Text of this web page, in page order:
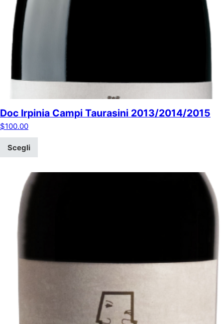
Doc Irpinia Campi Taurasini 2013/2014/2015
$100.00
Scegli
Questo prodotto ha più varianti. Le opzioni possono essere